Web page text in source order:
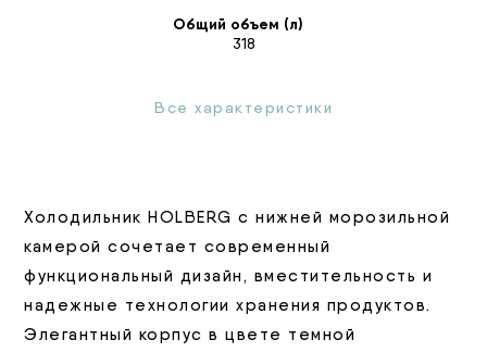
Общий объем (л)
318
Все характеристики
Холодильник HOLBERG с нижней морозильной
камерой сочетает современный
функциональный дизайн, вместительность и
надежные технологии хранения продуктов.
Элегантный корпус в цвете темной